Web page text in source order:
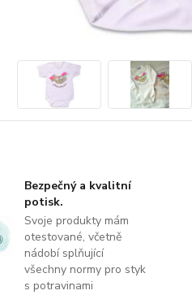
Bezpečný a kvalitní
potisk.
Svoje produkty mám
otestované, včetně
nádobí splňující
všechny normy pro styk
s potravinami